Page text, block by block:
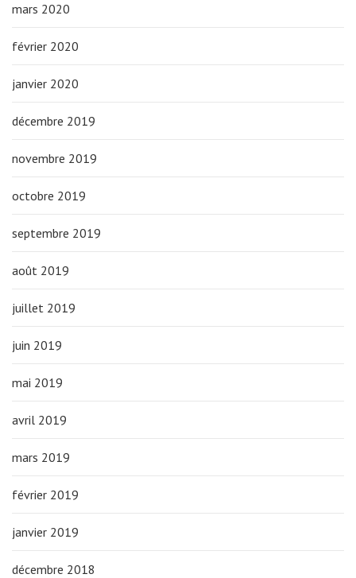
mars 2020
février 2020
janvier 2020
décembre 2019
novembre 2019
octobre 2019
septembre 2019
août 2019
juillet 2019
juin 2019
mai 2019
avril 2019
mars 2019
février 2019
janvier 2019
décembre 2018